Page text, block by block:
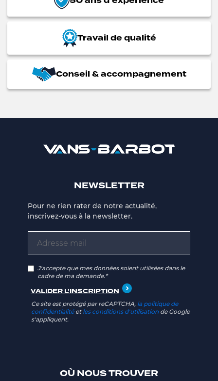
Travail de qualité
Conseil & accompagnement
OÙ NOUS TROUVER
NEWSLETTER
Pour ne rien rater de notre actualité,
inscrivez-vous à la newsletter.
J'accepte que mes données soient utilisées dans le
cadre de ma demande.*
Ce site est protégé par reCAPTCHA, la politique de
confidentialitéet les conditions d'utilisation de Google
s'appliquent.